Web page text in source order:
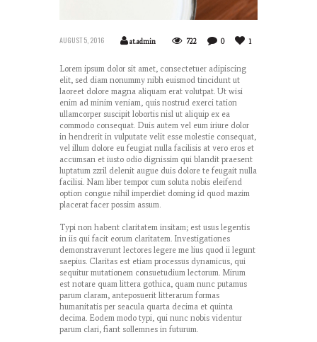
AUGUST 5, 2016 at.admin 722 0 1
Lorem ipsum dolor sit amet, consectetuer adipiscing
elit, sed diam nonummy nibh euismod tincidunt ut
laoreet dolore magna aliquam erat volutpat. Ut wisi
enim ad minim veniam, quis nostrud exerci tation
ullamcorper suscipit lobortis nisl ut aliquip ex ea
commodo consequat. Duis autem vel eum iriure dolor
in hendrerit in vulputate velit esse molestie consequat,
vel illum dolore eu feugiat nulla facilisis at vero eros et
accumsan et iusto odio dignissim qui blandit praesent
luptatum zzril delenit augue duis dolore te feugait nulla
facilisi. Nam liber tempor cum soluta nobis eleifend
option congue nihil imperdiet doming id quod mazim
placerat facer possim assum.
Typi non habent claritatem insitam; est usus legentis
in iis qui facit eorum claritatem. Investigationes
demonstraverunt lectores legere me lius quod ii legunt
saepius. Claritas est etiam processus dynamicus, qui
sequitur mutationem consuetudium lectorum. Mirum
est notare quam littera gothica, quam nunc putamus
parum claram, anteposuerit litterarum formas
humanitatis per seacula quarta decima et quinta
decima. Eodem modo typi, qui nunc nobis videntur
parum clari, fiant sollemnes in futurum.